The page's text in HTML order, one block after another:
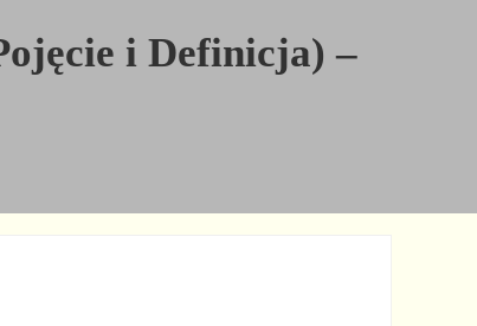
i Definicja) –